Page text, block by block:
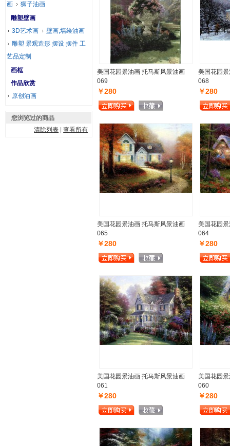
美国花园景油画 托马斯风景油画
069
￥280
美国花园
068
￥280
美国花园景油画 托马斯风景油画
065
￥280
美国花园
064
￥280
美国花园景油画 托马斯风景油画
061
￥280
美国花园
060
￥280
画
狮子油画
雕塑壁画
3D艺术画
壁画,墙绘油画
雕塑 景观造形 摆设 摆件 工
艺品定制
画框
作品欣赏
原创油画
您浏览过的商品
清除列表 |查看所有